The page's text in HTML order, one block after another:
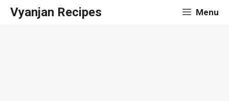
SkipVyanjan Recipes Menu